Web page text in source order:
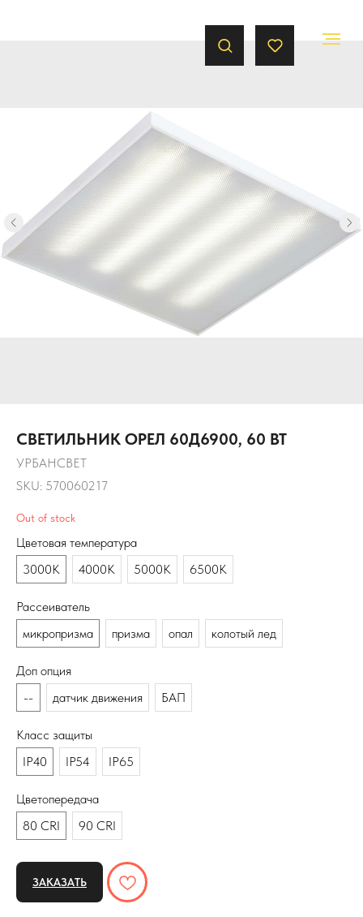
CВЕТИЛЬНИК ОРЕЛ 60Д6900, 60 ВТ
УРБАНСВЕТ
SKU: 570060217
Out of stock
Цветовая температура
3000К
4000К 5000К 6500К
Рассеиватель
микропризма
призма опал колотый лед
Доп опция
--
датчик движения БАП
Класс защиты
IP40
IP54 IP65
Цветопередача
80 CRI
90 CRI
ЗАКАЗАТЬ